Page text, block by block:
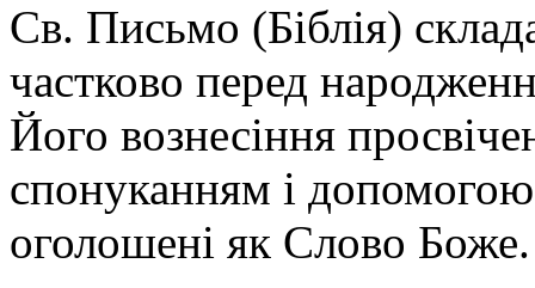
Св. Письмо (Біблія)
частково перед
Його вознесіння
спонуканням і
оголошені як Слово Боже.